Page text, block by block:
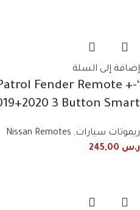
إضافة إلى السلة
Patrol Fender Remote +
3 Button Smart
ريموتات سيارات,
Nissan Remotes
ر.س